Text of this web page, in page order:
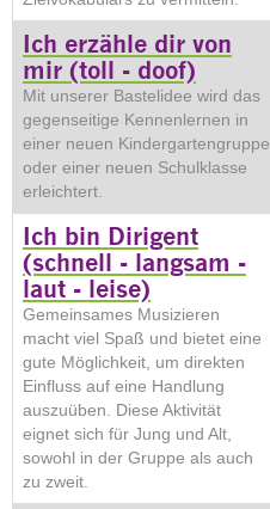
Ich erzähle dir von
mir (toll - doof)
Mit unserer Bastelidee wird das
gegenseitige Kennenlernen in
einer neuen Kindergartengruppe
oder einer neuen Schulklasse
erleichtert.
Ich bin Dirigent
(schnell - langsam -
laut - leise)
Gemeinsames Musizieren
macht viel Spaß und bietet eine
gute Möglichkeit, um direkten
Einfluss auf eine Handlung
auszuüben. Diese Aktivität
eignet sich für Jung und Alt,
sowohl in der Gruppe als auch
zu zweit.